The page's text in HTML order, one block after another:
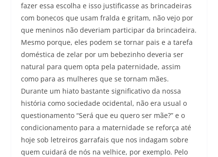
fazer essa escolha e isso justificasse as brincadeiras
com bonecos que usam fralda e gritam, não vejo por
que meninos não deveriam participar da brincadeira.
Mesmo porque, eles podem se tornar pais e a tarefa
doméstica de zelar por um bebezinho deveria ser
natural para quem opta pela paternidade, assim
como para as mulheres que se tornam mães.
Durante um hiato bastante significativo da nossa
história como sociedade ocidental, não era usual o
questionamento “Será que eu quero ser mãe?” e o
condicionamento para a maternidade se reforça até
hoje sob letreiros garrafais que nos indagam sobre
quem cuidará de nós na velhice, por exemplo. Pelo